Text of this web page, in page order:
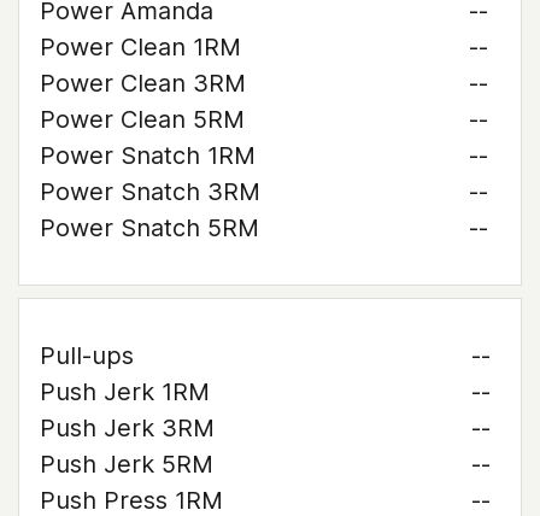
Power Amanda
--
Power Clean 1RM
--
Power Clean 3RM
--
Power Clean 5RM
--
Power Snatch 1RM
--
Power Snatch 3RM
--
Power Snatch 5RM
--
Pull-ups
--
Push Jerk 1RM
--
Push Jerk 3RM
--
Push Jerk 5RM
--
Push Press 1RM
--